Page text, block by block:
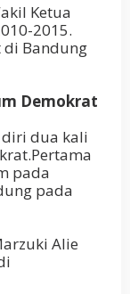
Ketua
2015.
di Bandung
Demokrat
diri dua kali
pada
pada
Alie